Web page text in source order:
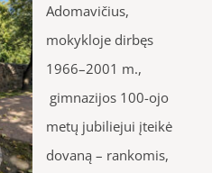
Adomavičius,
mokykloje dirbęs
1966–2001 m.,
gimnazijos 100-ojo
metų jubiliejui įteikė
dovaną – rankomis,